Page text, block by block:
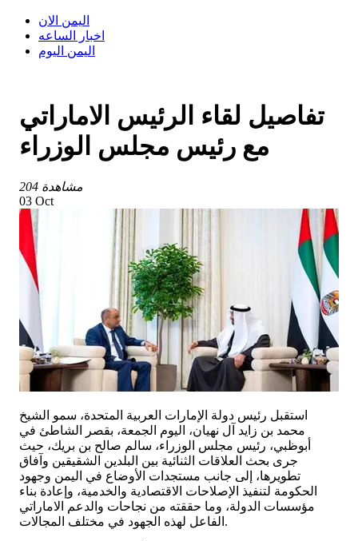
اليمن الان
اخبار الساعه
اليمن اليوم
تفاصيل لقاء الرئيس الاماراتي
مع رئيس مجلس الوزراء
204 مشاهدة
03 Oct
استقبل رئيس دولة الإمارات العربية المتحدة، سمو الشيخ
محمد بن زايد آل نهيان، اليوم الجمعة، بقصر الشاطئ في
أبوظبي، رئيس مجلس الوزراء، سالم صالح بن بريك، حيث
جرى بحث العلاقات الثنائية بين البلدين الشقيقين وآفاق
تطويرها، إلى جانب مستجدات الأوضاع في اليمن وجهود
الحكومة لتنفيذ الإصلاحات الاقتصادية والخدمية، وإعادة بناء
مؤسسات الدولة، وما حققته من نجاحات والدعم الاماراتي
الفاعل لهذه الجهود في مختلف المجالات.